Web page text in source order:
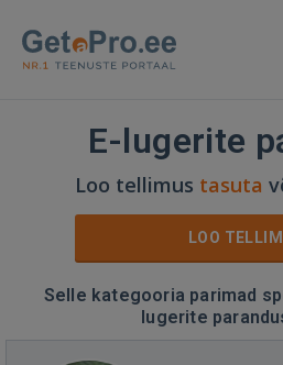
E-lugerite
Loo tellimus tasuta
LOO
Selle kategooria parimad
lugerite